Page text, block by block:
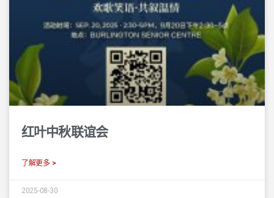
红叶中秋联谊会
了解更多 >
2025-08-30